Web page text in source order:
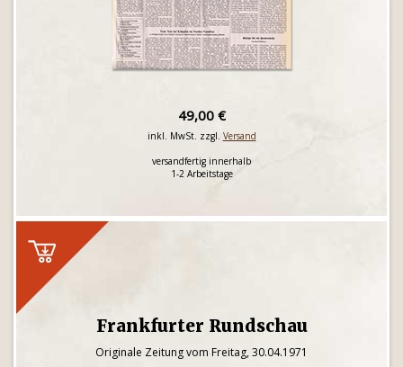
49,00 €
inkl. MwSt. zzgl. Versand
versandfertig innerhalb
1-2 Arbeitstage
Frankfurter Rundschau
Originale Zeitung vom Freitag, 30.04.1971